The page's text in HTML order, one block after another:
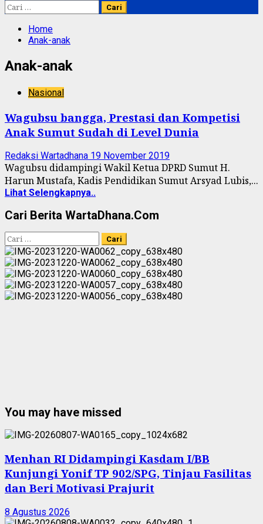
Cari
untuk:
Home
Anak-anak
Anak-anak
Nasional
Wagubsu bangga, Prestasi dan Kompetisi
Anak Sumut Sudah di Level Dunia
Redaksi Wartadhana 19 November 2019
Wagubsu didampingi Wakil Ketua DPRD Sumut H.
Harun Mustafa, Kadis Pendidikan Sumut Arsyad Lubis,...
Lihat Selengkapnya..
Cari Berita WartaDhana.Com
Cari
untuk:
You may have missed
Menhan RI Didampingi Kasdam I/BB
Kunjungi Yonif TP 902/SPG, Tinjau Fasilitas
dan Beri Motivasi Prajurit
8 Agustus 2026